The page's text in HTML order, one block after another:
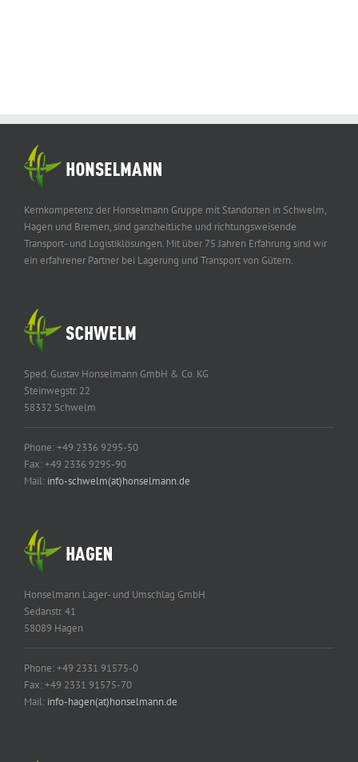
Kernkompetenz der Honselmann Gruppe mit Standorten in Schwelm,
Hagen und Bremen, sind ganzheitliche und richtungsweisende
Transport- und Logistiklösungen. Mit über 75 Jahren Erfahrung sind wir
ein erfahrener Partner bei Lagerung und Transport von Gütern.
Sped. Gustav Honselmann GmbH & Co. KG
Steinwegstr. 22
58332 Schwelm
Phone: +49 2336 9295-50
Fax: +49 2336 9295-90
Mail: info-schwelm(at)honselmann.de
Honselmann Lager- und Umschlag GmbH
Sedanstr. 41
58089 Hagen
Phone: +49 2331 91575-0
Fax: +49 2331 91575-70
Mail: info-hagen(at)honselmann.de